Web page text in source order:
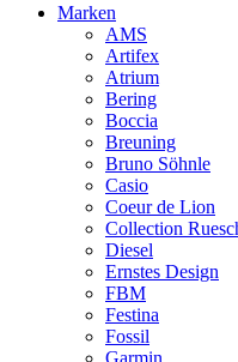
Marken
AMS
Artifex
Atrium
Bering
Boccia
Breuning
Bruno Söhnle
Casio
Coeur de Lion
Collection
Diesel
Ernstes Design
FBM
Festina
Fossil
Garmin